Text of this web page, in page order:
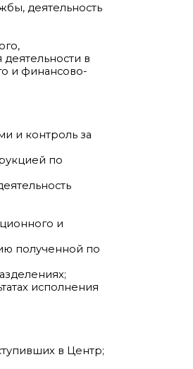
деятельность
в
и финансово-
и контроль за
по
и
полученной по
исполнения
в Центр;